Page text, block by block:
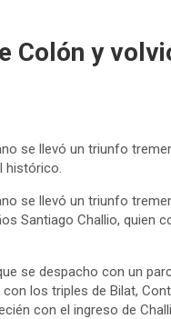
Colón y
se llevó un triunfo
histórico.
se llevó un triunfo
Santiago Challio, quien
se despacho con un
los triples de Bilat,
con el ingreso de